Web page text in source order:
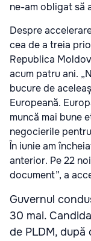
ne-am obligat să
Despre
cea de a treia
Republica
acum patru ani.
bucure de
Europeană.
muncă mai bune
negocierile
În iunie am
anterior. Pe 22
document”, a
Guvernul
30 mai.
de PLDM, după